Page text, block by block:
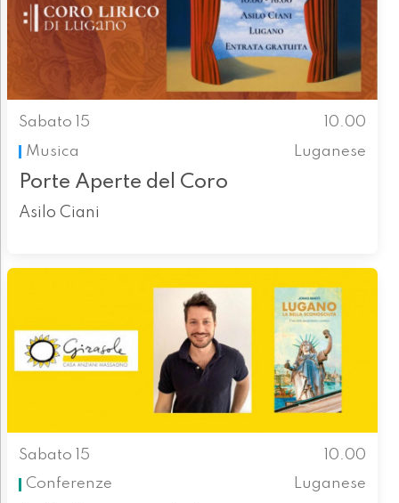
Sabato 15
10.00
Musica
Luganese
Porte Aperte del Coro
Asilo Ciani
Sabato 15
10.00
Conferenze
Luganese